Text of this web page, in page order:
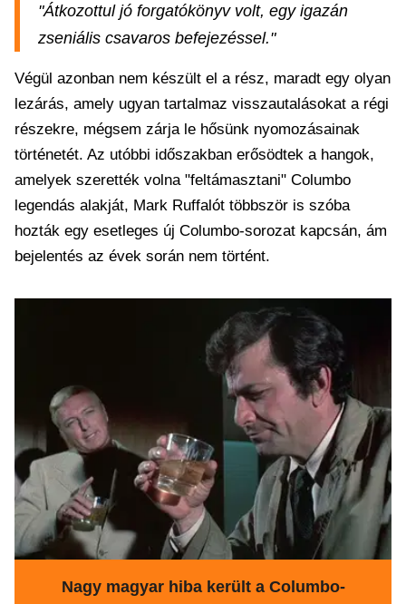
"Átkozottul jó forgatókönyv volt, egy igazán
zseniális csavaros befejezéssel."
Végül azonban nem készült el a rész, maradt egy olyan
lezárás, amely ugyan tartalmaz visszautalásokat a régi
részekre, mégsem zárja le hősünk nyomozásainak
történetét. Az utóbbi időszakban erősödtek a hangok,
amelyek szerették volna "feltámasztani" Columbo
legendás alakját, Mark Ruffalót többször is szóba
hozták egy esetleges új Columbo-sorozat kapcsán, ám
bejelentés az évek során nem történt.
Nagy magyar hiba került a Columbo-